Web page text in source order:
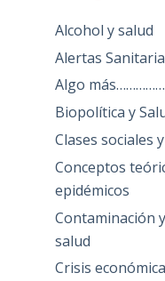
Alcohol y salud
Alertas
Algo más……………
Biopolítica y
Clases sociales
Conceptos
epidémicos
Contaminación
salud
Crisis